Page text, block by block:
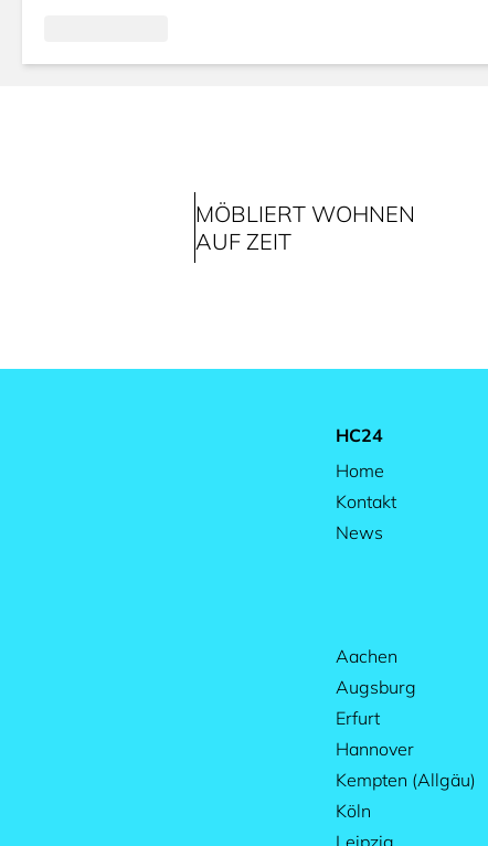
MÖBLIERT WOHNEN
AUF ZEIT
HC24
Home
Kontakt
News
Aachen
Augsburg
Erfurt
Hannover
Kempten (Allgäu)
Köln
Leipzig